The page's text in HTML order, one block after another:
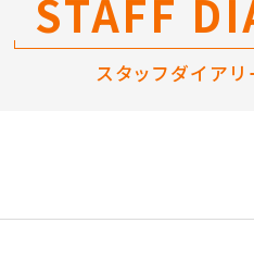
STAFF
スタッフダイアリ